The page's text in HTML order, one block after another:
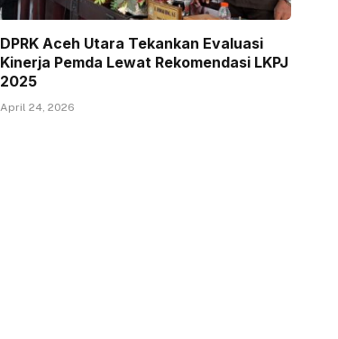
DPRK Aceh Utara Tekankan Evaluasi
Kinerja Pemda Lewat Rekomendasi LKPJ
2025
April 24, 2026